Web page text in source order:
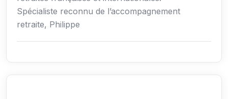
Spécialiste reconnu de l’accompagnement
retraite, Philippe